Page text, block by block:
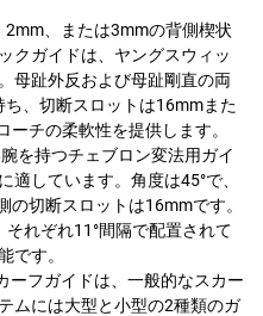
2mm、または3mmの背側楔状
クガイドは、ヤングスウィッ
母趾外反および母趾剛直の両
、切断スロットは16mmまた
チの柔軟性を提供します。
を持つチェブロン変法用ガイ
適しています。角度は45°で、
切断スロットは16mmです。
れぞれ11°間隔で配置されて
です。
ーフガイドは、一般的なスカー
ムには大型と小型の2種類のガ